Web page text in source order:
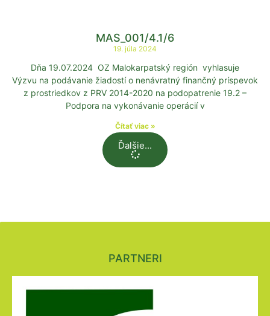
MAS_001/4.1/6
19. júla 2024
Dňa 19.07.2024 OZ Malokarpatský región vyhlasuje
Výzvu na podávanie žiadostí o nenávratný finančný príspevok
z prostriedkov z PRV 2014-2020 na podopatrenie 19.2 –
Podpora na vykonávanie operácií v
Čítať viac »
Ďalšie...
PARTNERI